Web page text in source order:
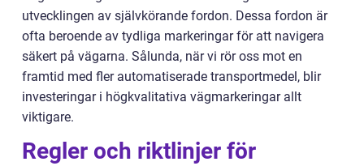
utvecklingen av självkörande fordon. Dessa fordon är
ofta beroende av tydliga markeringar för att navigera
säkert på vägarna. Sålunda, när vi rör oss mot en
framtid med fler automatiserade transportmedel, blir
investeringar i högkvalitativa vägmarkeringar allt
viktigare.
Regler och riktlinjer för